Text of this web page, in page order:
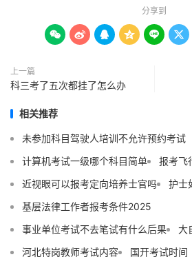
分享到
     
上一篇
科三考了五次都挂了怎么办
相关推荐
未参加科目驾驶人培训不允许预约考试
计算机考试一级哪个科目简单
报考飞
近视眼可以报考定向培养士官吗
护士
基层法律工作者报考条件2025
事业单位考试不去笔试有什么后果
大
河北特岗教师考试内容
国开考试时间